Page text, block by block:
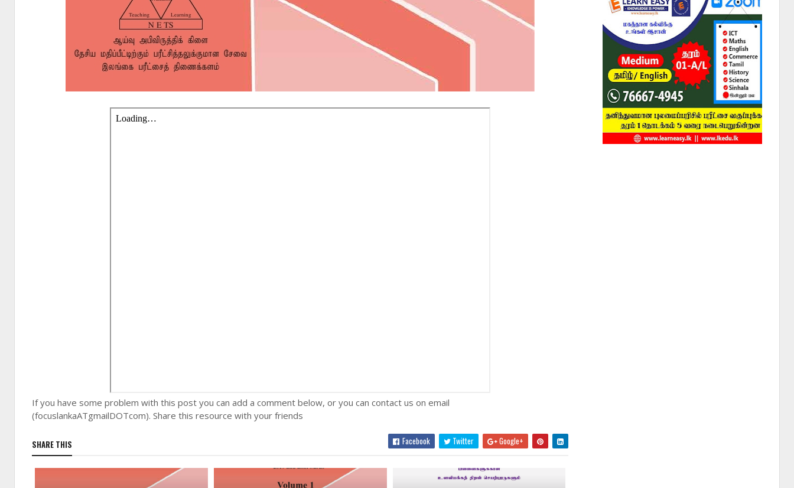
If you have some problem with this post you can add a comment below, or you can contact us on email
(focuslankaATgmailDOTcom). Share this resource with your friends
SHARE THIS Facebook Twitter Google+